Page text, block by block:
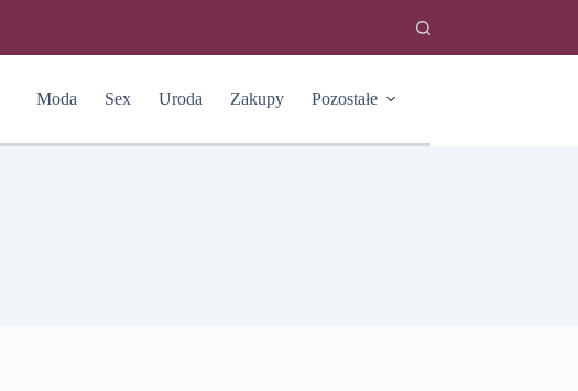
Moda Sex Uroda Zakupy Pozostałe